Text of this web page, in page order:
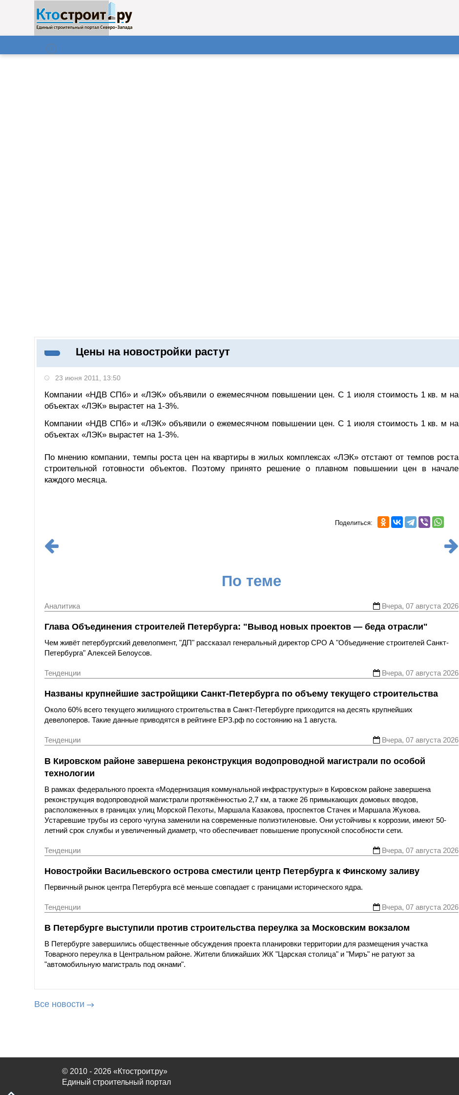
Поиск
КОМПАНИИ
Цены на новостройки растут
23 июня 2011, 13:50
Компании «НДВ СПб» и «ЛЭК» объявили о ежемесячном повышении цен. С 1 июля стоимость 1 кв. м на
объектах «ЛЭК» вырастет на 1-3%.
Компании «НДВ СПб» и «ЛЭК» объявили о ежемесячном повышении цен. С 1 июля стоимость 1 кв. м на
объектах «ЛЭК» вырастет на 1-3%.
По мнению компании, темпы роста цен на квартиры в жилых комплексах «ЛЭК» отстают от темпов роста
строительной готовности объектов. Поэтому принято решение о плавном повышении цен в начале
каждого месяца.
Поделиться:
По теме
Аналитика Вчера, 07 августа 2026
Глава Объединения строителей Петербурга: "Вывод новых проектов — беда отрасли"
Чем живёт петербургский девелопмент, "ДП" рассказал генеральный директор СРО А "Объединение строителей Санкт-
Петербурга" Алексей Белоусов.
Тенденции Вчера, 07 августа 2026
Названы крупнейшие застройщики Санкт-Петербурга по объему текущего строительства
Около 60% всего текущего жилищного строительства в Санкт-Петербурге приходится на десять крупнейших
девелоперов. Такие данные приводятся в рейтинге ЕРЗ.рф по состоянию на 1 августа.
Тенденции Вчера, 07 августа 2026
В Кировском районе завершена реконструкция водопроводной магистрали по особой
технологии
В рамках федерального проекта «Модернизация коммунальной инфраструктуры» в Кировском районе завершена
реконструкция водопроводной магистрали протяжённостью 2,7 км, а также 26 примыкающих домовых вводов,
расположенных в границах улиц Морской Пехоты, Маршала Казакова, проспектов Стачек и Маршала Жукова.
Устаревшие трубы из серого чугуна заменили на современные полиэтиленовые. Они устойчивы к коррозии, имеют 50-
летний срок службы и увеличенный диаметр, что обеспечивает повышение пропускной способности сети.
Тенденции Вчера, 07 августа 2026
Новостройки Васильевского острова сместили центр Петербурга к Финскому заливу
Первичный рынок центра Петербурга всё меньше совпадает с границами исторического ядра.
Тенденции Вчера, 07 августа 2026
В Петербурге выступили против строительства переулка за Московским вокзалом
В Петербурге завершились общественные обсуждения проекта планировки территории для размещения участка
Товарного переулка в Центральном районе. Жители ближайших ЖК "Царская столица" и "Миръ" не ратуют за
"автомобильную магистраль под окнами".
Все новости
© 2010 - 2026 «Ктостроит.ру»
Единый строительный портал